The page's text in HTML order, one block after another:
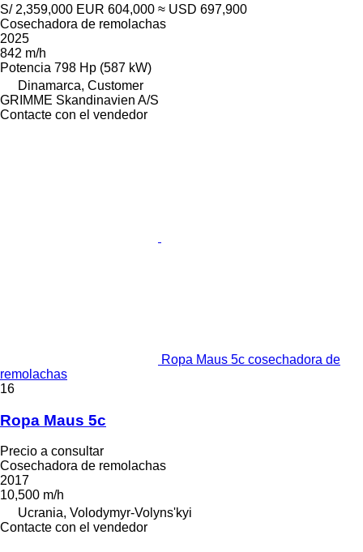
S/ 2,359,000 EUR 604,000 ≈ USD 697,900
Cosechadora de remolachas
2025
842 m/h
Potencia 798 Hp (587 kW)
Dinamarca, Customer
GRIMME Skandinavien A/S
Contacte con el vendedor
Ropa Maus 5c cosechadora de
remolachas
16
Ropa Maus 5c
Precio a consultar
Cosechadora de remolachas
2017
10,500 m/h
Ucrania, Volodymyr-Volyns'kyi
Contacte con el vendedor